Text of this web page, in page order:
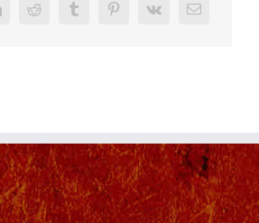
LinkedInReddit Tumblr PinterestVk
Correo